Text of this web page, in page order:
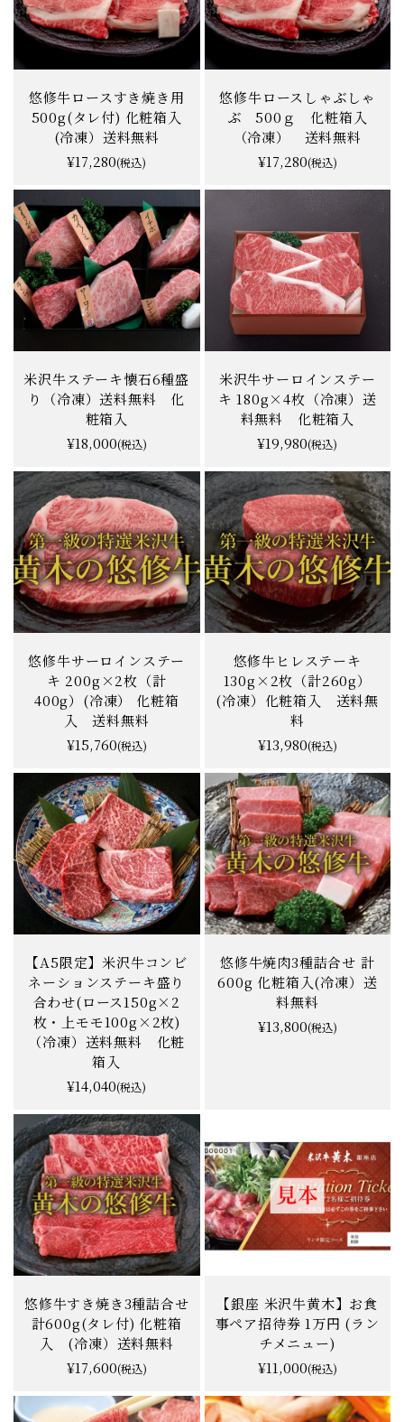
悠修牛ロースすき焼き用
500g(タレ付) 化粧箱入
¥17,280(税込)
悠修牛ロースしゃぶしゃ
ぶ 500ｇ 化粧箱入
(税込)
米沢牛ステーキ懐石6種盛
り（冷凍）送料無料 化
¥18,000(税込)
米沢牛サーロインステー
キ 180g×4枚（冷凍）送
¥19,980(税込)
悠修牛サーロインステー
キ 200g×2枚（計
400g）(冷凍） 化粧箱
¥15,760(税込)
悠修牛ヒレステーキ
130g×2枚（計260g）
(冷凍）化粧箱入 送料無
¥13,980(税込)
【A5限定】米沢牛コンビ
ネーションステーキ盛り
合わせ(ロース150g×2
枚・上モモ100g×2枚)
（冷凍）送料無料 化粧
¥14,040(税込)
悠修牛焼肉3種詰合せ 計
600g 化粧箱入(冷凍）送
悠修牛すき焼き3種詰合せ
計600g(タレ付) 化粧箱
¥17,600(税込)
【銀座 米沢牛黄木】お食
事ペア招待券 1万円 (ラン
¥11,000(税込)